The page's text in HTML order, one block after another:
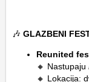
🎶 GLAZBENI
Reunited
🔸 Nastupaju
🔸 Lokacija: